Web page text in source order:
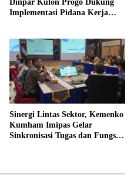
Dinpar Kulon Progo Dukung
Implementasi Pidana Kerja
Sinergi Lintas Sektor, Kemenko
Kumham Imipas Gelar
Sinkronisasi Tugas dan Fungsi